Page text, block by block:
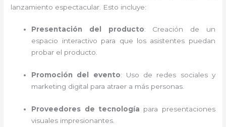
lanzamiento espectacular. Esto incluye:
Presentación del producto: Creación de un
espacio interactivo para que los asistentes puedan
probar el producto.
Promoción del evento: Uso de redes sociales y
marketing digital para atraer a más personas.
Proveedores de tecnología para presentaciones
visuales impresionantes.